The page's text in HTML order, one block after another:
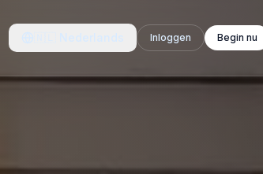
Inloggen Begin nu